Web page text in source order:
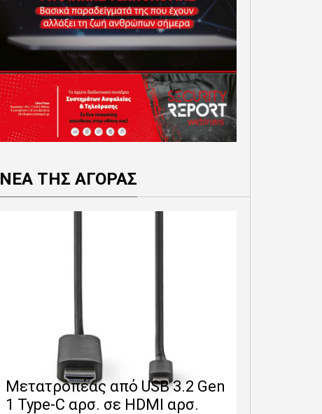
ΝΕΑ ΤΗΣ ΑΓΟΡΑΣ
Μετατροπέας από USB 3.2 Gen
1 Type-C αρσ. σε HDMI αρσ.